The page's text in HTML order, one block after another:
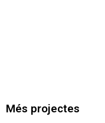
Més projectes